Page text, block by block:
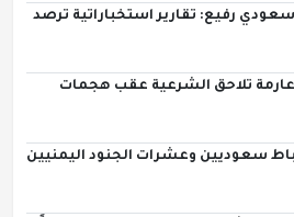
رفيع: تقارير استخباراتية ترصد
تلاحق الشرعية عقب هجمات
سعوديين وعشرات الجنود اليمنيين